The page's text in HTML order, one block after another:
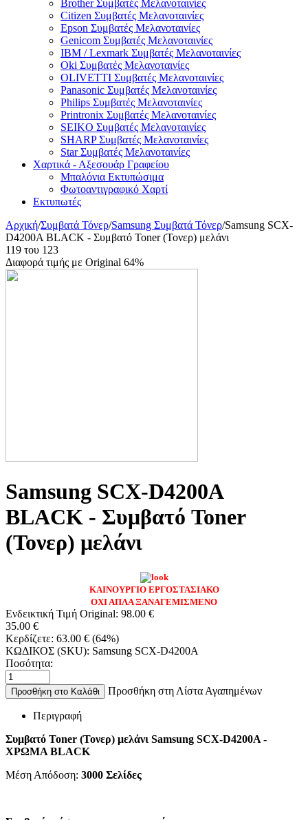
Brother Συμβατές Μελανοταινίες
Citizen Συμβατές Μελανοταινίες
Epson Συμβατές Μελανοταινίες
Genicom Συμβατές Μελανοταινίες
IBM / Lexmark Συμβατές Μελανοταινίες
Oki Συμβατές Μελανοταινίες
OLIVETTI Συμβατές Μελανοταινίες
Panasonic Συμβατές Μελανοταινίες
Philips Συμβατές Μελανοταινίες
Printronix Συμβατές Μελανοταινίες
SEIKO Συμβατές Μελανοταινίες
SHARP Συμβατές Μελανοταινίες
Star Συμβατές Μελανοταινίες
Χαρτικά - Αξεσουάρ Γραφείου
Μπαλόνια Εκτυπώσιμα
Φωτοαντιγραφικό Χαρτί
Εκτυπωτές
Αρχική/Συμβατά Τόνερ/Samsung Συμβατά Τόνερ/Samsung SCX-
D4200A BLACK - Συμβατό Toner (Τονερ) μελάνι
119 του 123
Διαφορά τιμής με Original 64%
Samsung SCX-D4200A
BLACK - Συμβατό Toner
(Τονερ) μελάνι
ΚΑΙΝΟΥΡΓΙΟ ΕΡΓΟΣΤΑΣΙΑΚΟ
ΟΧΙ ΑΠΛΑ ΞΑΝΑΓΕΜΙΣΜΕΝΟ
Ενδεικτική Τιμή Original: 98.00 €
35.00 €
Κερδίζετε: 63.00 € (64%)
ΚΩΔΙΚΟΣ (SKU): Samsung SCX-D4200A
Ποσότητα:
Προσθήκη στο Καλάθι Προσθήκη στη Λίστα Αγαπημένων
Περιγραφή
Συμβατό Toner (Τονερ) μελάνι Samsung SCX-D4200A -
ΧΡΩΜΑ BLACK
Μέση Απόδοση: 3000 Σελίδες